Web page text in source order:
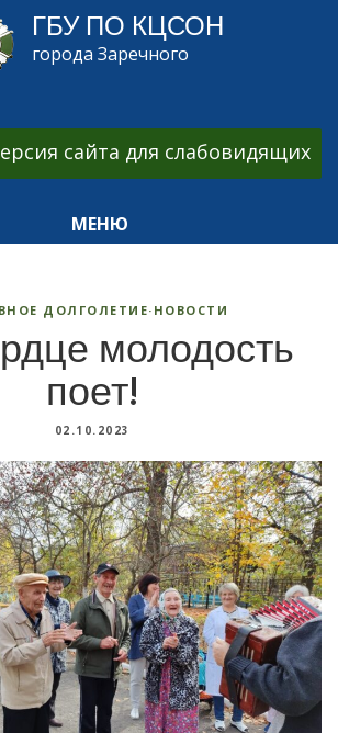
ГБУ ПО КЦСОН
города Заречного
сайта для слабовидящих
МЕНЮ
ДОЛГОЛЕТИЕ· НОВОСТИ
молодость
поет!
02.10.2023